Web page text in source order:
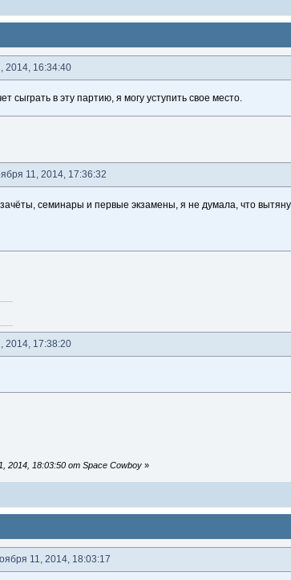
2014, 16:34:40
сыграть в эту партию, я могу уступить свое место.
11, 2014, 17:36:32
семинары и первые экзамены, я не думала, что
2014, 17:38:20
2014, 18:03:50 от Space Cowboy »
11, 2014, 18:03:17